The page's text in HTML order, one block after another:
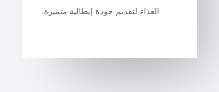
الغذاء لتقديم جودة إيطالية متميزة.